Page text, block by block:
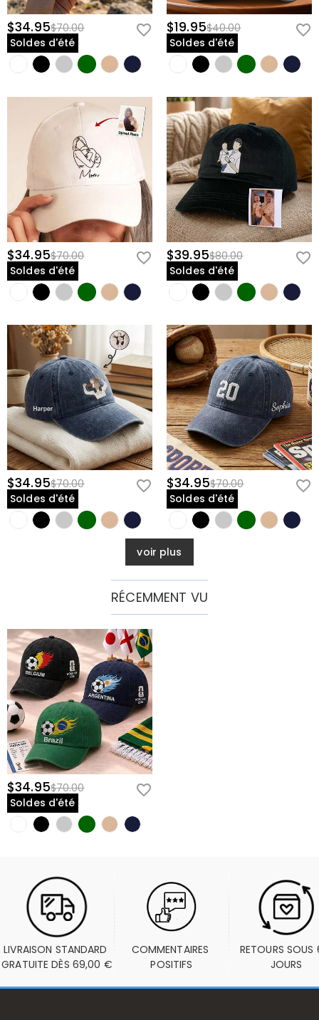
$34.95$70.00
Soldes d'été
$19.95$40.00
Soldes d'été
$34.95$70.00
Soldes d'été
$39.95$80.00
Soldes d'été
$34.95$70.00
Soldes d'été
$34.95$70.00
Soldes d'été
voir plus
RÉCEMMENT VU
$34.95$70.00
Soldes d'été
LIVRAISON STANDARD
GRATUITE DÈS 69,00 €
COMMENTAIRES
POSITIFS
RETOURS SOUS
JOURS